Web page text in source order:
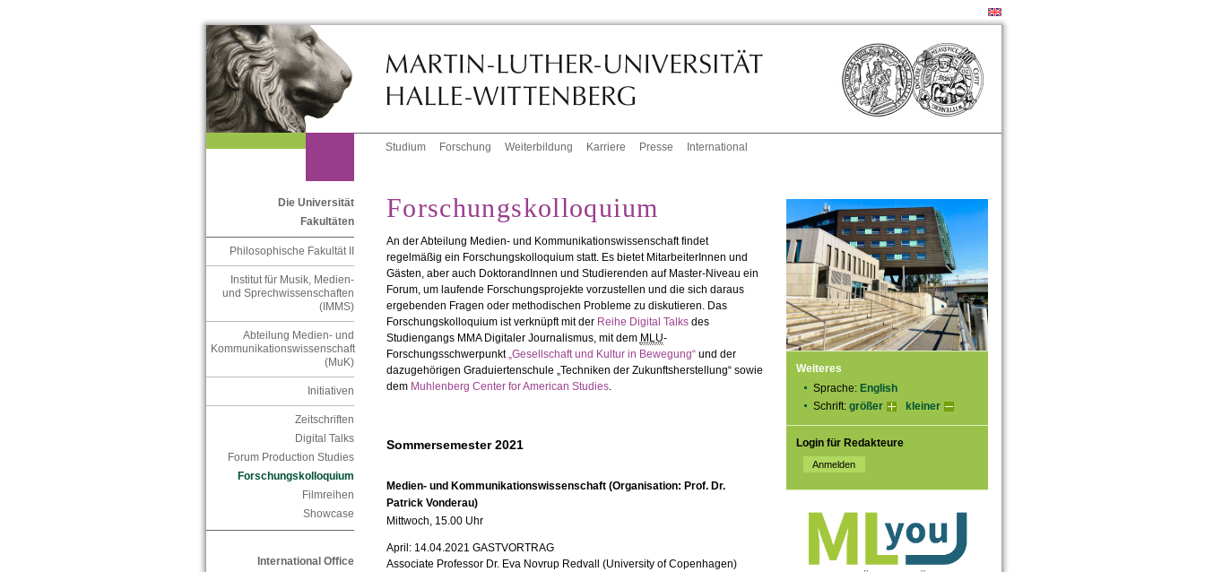
Studium Forschung Weiterbildung Karriere Presse International
Die Universität
Fakultäten
Philosophische Fakultät II
Institut für Musik, Medien-
und Sprechwissenschaften
(IMMS)
Abteilung Medien- und
Kommunikationswissenschaft
(MuK)
Initiativen
Zeitschriften
Digital Talks
Forum Production Studies
Forschungskolloquium
Filmreihen
Showcase
International Office
Weiteres
Sprache: English
Schrift: größer kleiner
Login für Redakteure
Forschungskolloquium
An der Abteilung Medien- und Kommunikationswissenschaft findet
regelmäßig ein Forschungskolloquium statt. Es bietet MitarbeiterInnen und
Gästen, aber auch DoktorandInnen und Studierenden auf Master-Niveau ein
Forum, um laufende Forschungsprojekte vorzustellen und die sich daraus
ergebenden Fragen oder methodischen Probleme zu diskutieren. Das
Forschungskolloquium ist verknüpft mit der Reihe Digital Talksdes
Studiengangs MMA Digitaler Journalismus, mit dem MLU-
Forschungsschwerpunkt„Gesellschaft und Kultur in Bewegung“und der
dazugehörigen Graduiertenschule „Techniken der Zukunftsherstellung“ sowie
dem Muhlenberg Center for American Studies.
Sommersemester 2021
Medien- und Kommunikationswissenschaft (Organisation: Prof. Dr.
Patrick Vonderau)
Mittwoch, 15.00 Uhr
April: 14.04.2021 GASTVORTRAG
Associate Professor Dr. Eva Novrup Redvall (University of Copenhagen)